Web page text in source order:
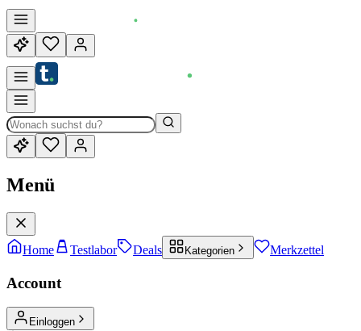
Menü
Home Testlabor Deals Kategorien Merkzettel
Account
Einloggen